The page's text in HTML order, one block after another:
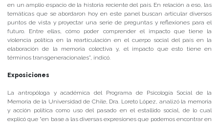
en un amplio espacio de la historia reciente del país. En relación a eso, las
temáticas que se abordaron hoy en este panel buscan articular diversos
puntos de vista y proyectar una serie de preguntas y reflexiones para el
futuro. Entre ellas, cómo poder comprender el impacto que tiene la
violencia política en la rearticulación en el cuerpo social del país en la
elaboración de la memoria colectiva y, el impacto que esto tiene en
términos transgeneracionales”, indicó.
Exposiciones
La antropóloga y académica del Programa de Psicología Social de la
Memoria de la Universidad de Chile, Dra. Loreto López, analizó la memoria
y acción política como uso del pasado en el estallido social, de lo cual
explicó que “en base a las diversas expresiones que podemos encontrar en